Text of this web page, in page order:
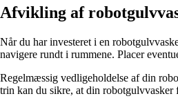
Afvikling af
Når du har investeret i en
navigere rundt i rummene. Placer
Regelmæssig vedligeholdelse af din
trin kan du sikre, at din robotgulvvasker